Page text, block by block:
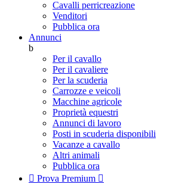
Cavalli perricreazione
Venditori
Pubblica ora
Annunci
b
Per il cavallo
Per il cavaliere
Per la scuderia
Carrozze e veicoli
Macchine agricole
Proprietà equestri
Annunci di lavoro
Posti in scuderia disponibili
Vacanze a cavallo
Altri animali
Pubblica ora
 Prova Premium 